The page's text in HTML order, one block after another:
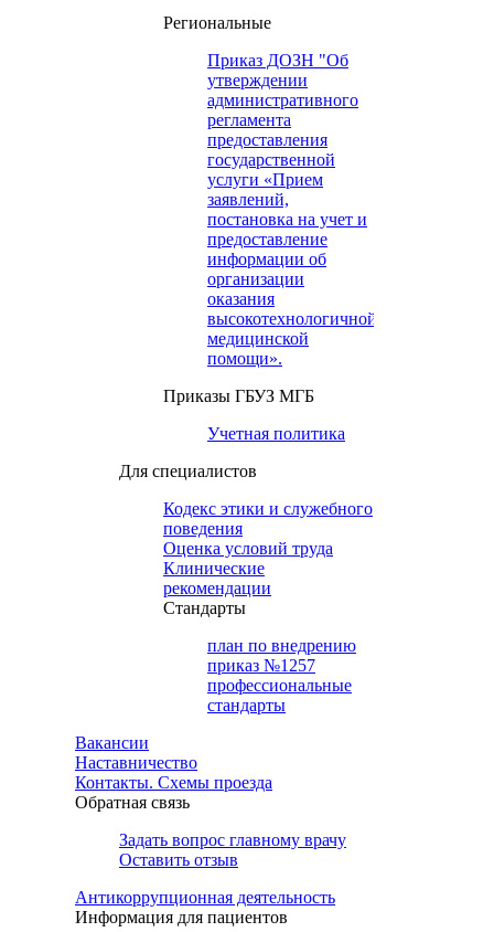
Региональные
Приказ ДОЗН "Об
утверждении
административного
регламента
предоставления
государственной
услуги «Прием
заявлений,
постановка на учет и
предоставление
информации об
организации
оказания
высокотехнологичной
медицинской
помощи».
Приказы ГБУЗ МГБ
Учетная политика
Для специалистов
Кодекс этики и служебного
поведения
Оценка условий труда
Клинические
рекомендации
Cтандарты
план по внедрению
приказ №1257
профессиональные
стандарты
Вакансии
Наставничество
Контакты. Схемы проезда
Обратная связь
Задать вопрос главному врачу
Оставить отзыв
Антикоррупционная деятельность
Информация для пациентов